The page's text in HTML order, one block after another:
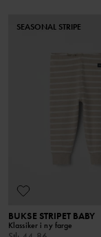
SEASONAL STRIPE
BUKSE STRIPET BABY
Klassiker i ny farge